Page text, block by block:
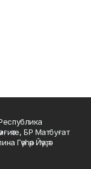
БР Матбуғат
Гәүһәр Йәүҙәт